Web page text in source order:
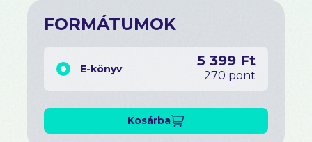
FORMÁTUMOK
E-könyv 5 399 Ft
270 pont
Kosárba